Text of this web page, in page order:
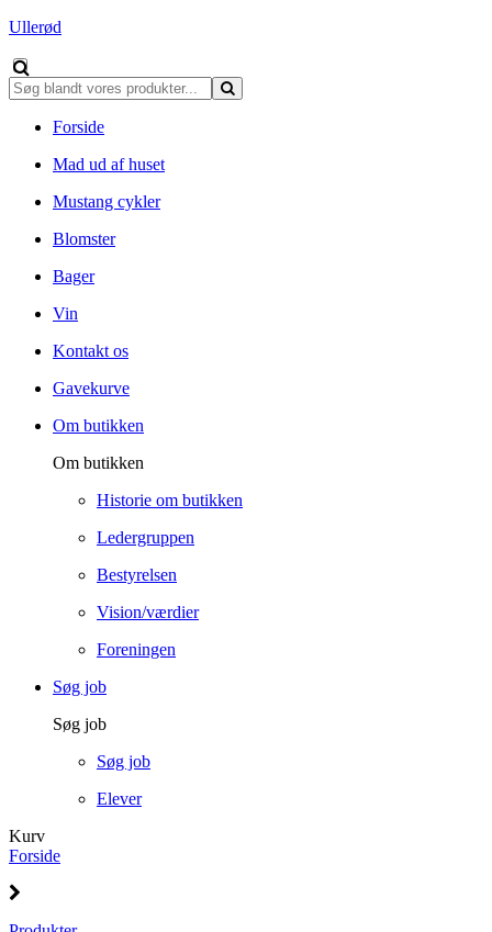
Ullerød
Forside
Mad ud af huset
Mustang cykler
Blomster
Bager
Vin
Kontakt os
Gavekurve
Om butikken
Om butikken
Historie om butikken
Ledergruppen
Bestyrelsen
Vision/værdier
Foreningen
Søg job
Søg job
Søg job
Elever
Kurv
Forside